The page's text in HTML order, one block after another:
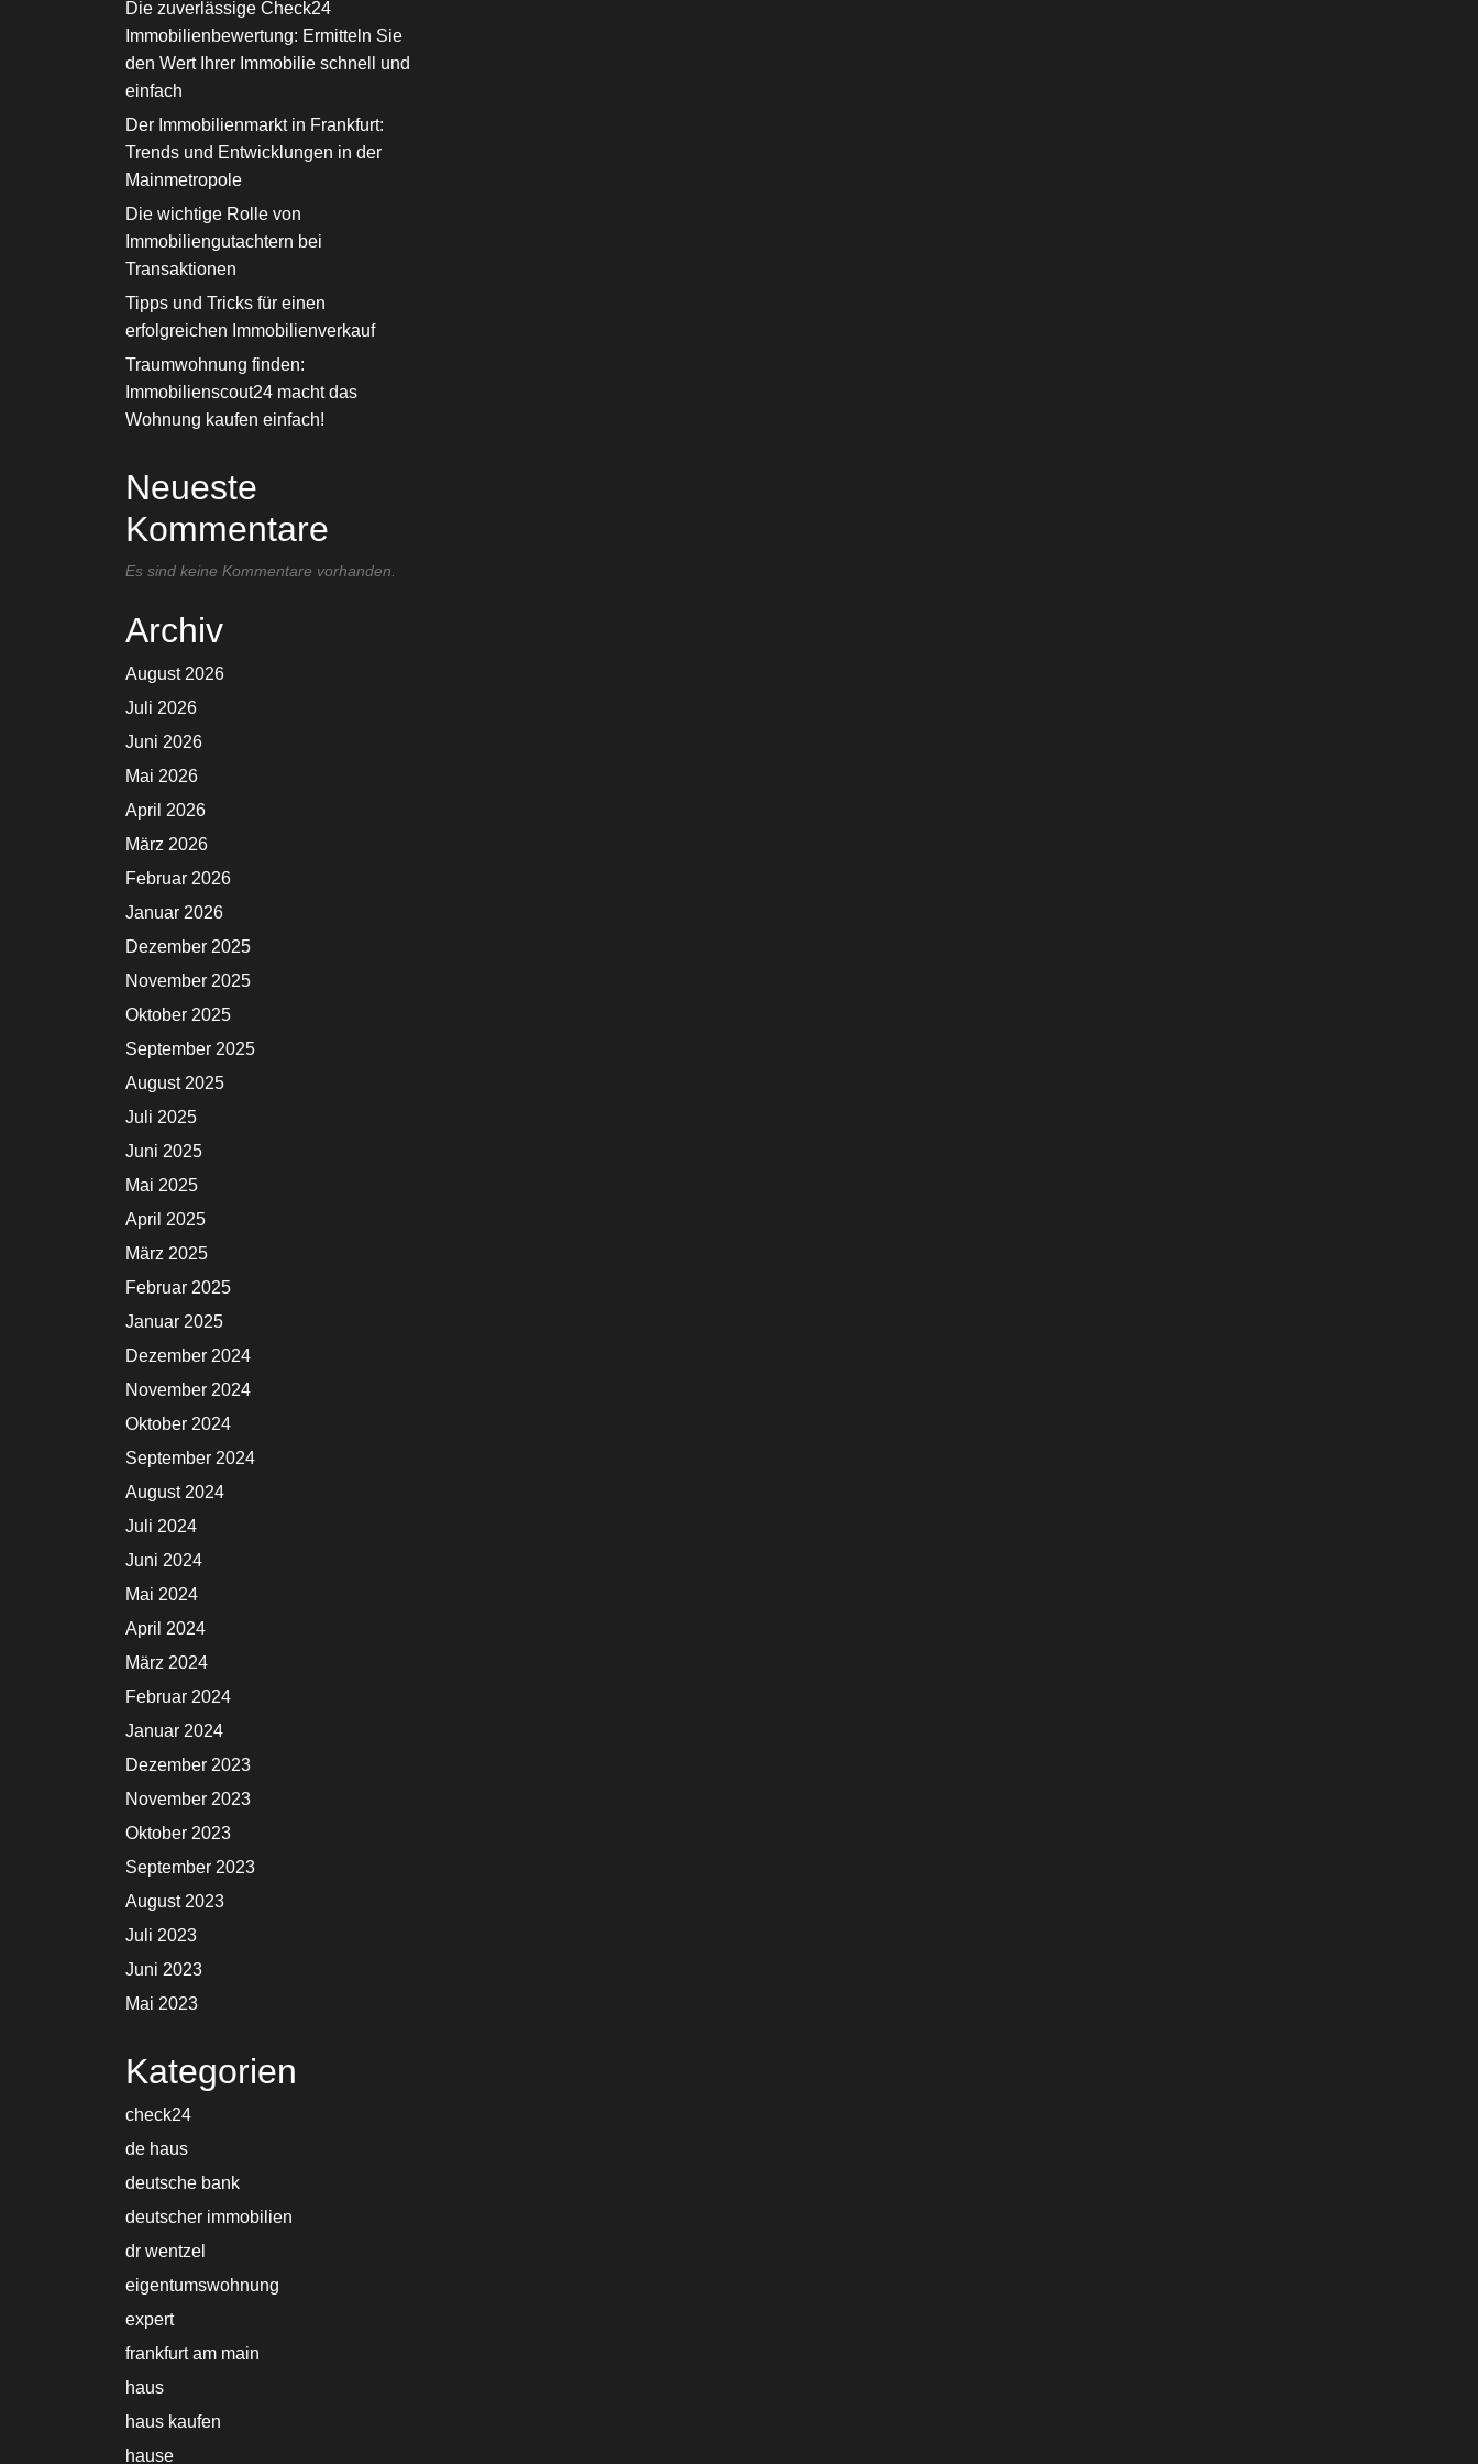
Die zuverlässige Check24
Immobilienbewertung: Ermitteln Sie
den Wert Ihrer Immobilie schnell und
einfach
Der Immobilienmarkt in Frankfurt:
Trends und Entwicklungen in der
Mainmetropole
Die wichtige Rolle von
Immobiliengutachtern bei
Transaktionen
Tipps und Tricks für einen
erfolgreichen Immobilienverkauf
Traumwohnung finden:
Immobilienscout24 macht das
Wohnung kaufen einfach!
Neueste
Kommentare
Es sind keine Kommentare vorhanden.
Archiv
August 2026
Juli 2026
Juni 2026
Mai 2026
April 2026
März 2026
Februar 2026
Januar 2026
Dezember 2025
November 2025
Oktober 2025
September 2025
August 2025
Juli 2025
Juni 2025
Mai 2025
April 2025
März 2025
Februar 2025
Januar 2025
Dezember 2024
November 2024
Oktober 2024
September 2024
August 2024
Juli 2024
Juni 2024
Mai 2024
April 2024
März 2024
Februar 2024
Januar 2024
Dezember 2023
November 2023
Oktober 2023
September 2023
August 2023
Juli 2023
Juni 2023
Mai 2023
Kategorien
check24
de haus
deutsche bank
deutscher immobilien
dr wentzel
eigentumswohnung
expert
frankfurt am main
haus
haus kaufen
hause